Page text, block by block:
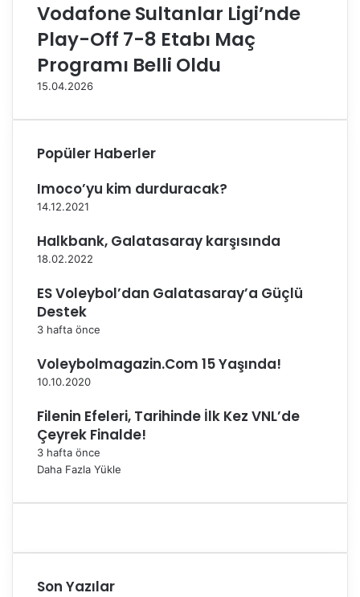
l
r
K
h
i
B
y
Vodafone Sultanlar Ligi’nde
Play-Off 7-8 Etabı Maç
Programı Belli Oldu
15.04.2026
Popüler Haberler
Imoco’yu kim durduracak?
14.12.2021
Halkbank, Galatasaray karşısında
18.02.2022
ES Voleybol’dan Galatasaray’a Güçlü
Destek
3 hafta önce
Voleybolmagazin.Com 15 Yaşında!
10.10.2020
Filenin Efeleri, Tarihinde İlk Kez VNL’de
Çeyrek Finalde!
3 hafta önce
Daha Fazla Yükle
Son Yazılar